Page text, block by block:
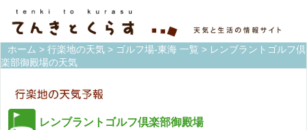
ホーム > 行楽地の天気 > ゴルフ場-東海 一覧 > レンブラントゴルフ倶
楽部御殿場の天気
レンブラントゴルフ倶楽部御殿場